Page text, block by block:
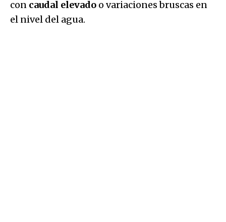
con caudal elevado o variaciones bruscas en
el nivel del agua.